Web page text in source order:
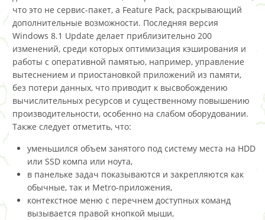
что это не сервис-пакет, а Feature Pack, раскрывающий
дополнительные возможности. Последняя версия
Windows 8.1 Update делает приблизительно 200
изменений, среди которых оптимизация кэширования и
работы с оперативной памятью, например, управление
вытеснением и приостановкой приложений из памяти,
без потери данных, что приводит к высвобождению
вычислительных ресурсов и существенному повышению
производительности, особенно на слабом оборудовании.
Также следует отметить, что:
уменьшился объем занятого под систему места на HDD
или SSD компа или ноута,
в панельке задач показываются и закрепляются как
обычные, так и Metro-приложения,
контекстное меню с перечнем доступных команд
вызывается правой кнопкой мыши,